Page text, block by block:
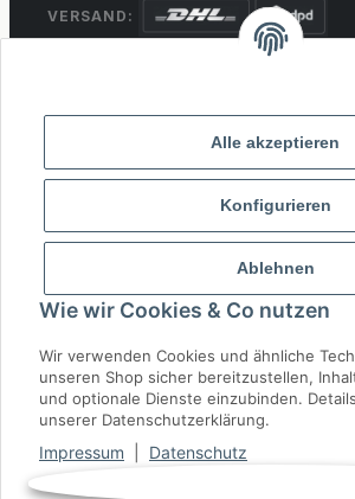
Alle akzeptieren
Konfigurieren
Ablehnen
Wie wir Cookies & Co nutzen
Wir verwenden Cookies und ähnliche
unseren Shop sicher bereitzustellen,
und optionale Dienste einzubinden.
unserer Datenschutzerklärung.
Impressum Datenschutz
VERSAND:
* Alle Preise inkl. gesetzlicher USt., zzgl.
Powered byMD IT